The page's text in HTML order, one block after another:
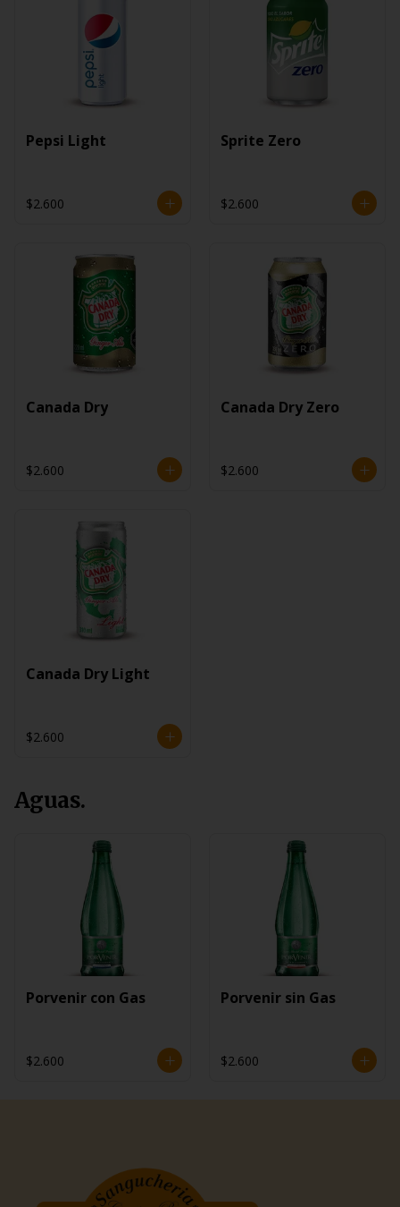
Pepsi Light
$2.600
Sprite Zero
$2.600
Canada Dry
$2.600
Canada Dry Zero
$2.600
Canada Dry Light
$2.600
Aguas.
Porvenir con Gas
$2.600
Porvenir sin Gas
$2.600